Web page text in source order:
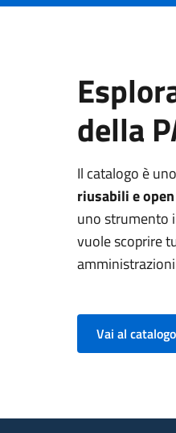
della
Il catalogo è
riusabili e
uno strumento
vuole scoprire
Vai al